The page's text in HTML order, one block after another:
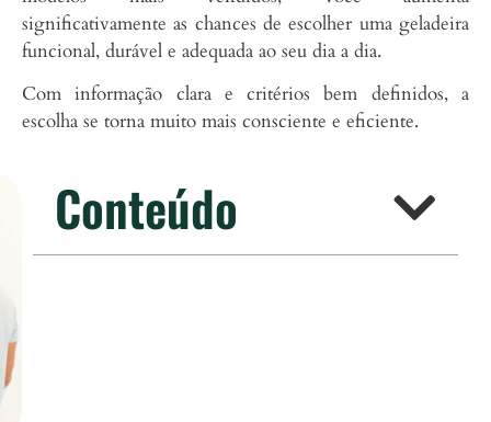
significativamente as chances de escolher uma geladeira
funcional, durável e adequada ao seu dia a dia.
Com informação clara e critérios bem definidos, a
escolha se torna muito mais consciente e eficiente.
Conteúdo